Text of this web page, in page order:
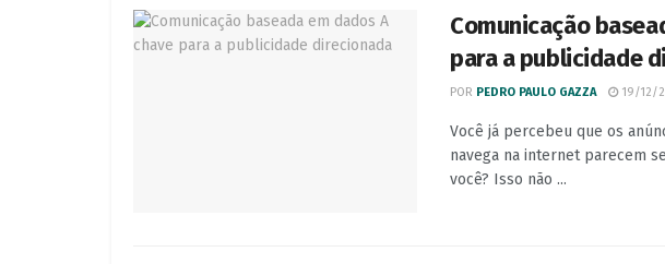
Comunicação
para a publicidade
POR PEDRO PAULO GAZZA 19/12/
Você já percebeu que os
navega na internet parecem
você? Isso não ...